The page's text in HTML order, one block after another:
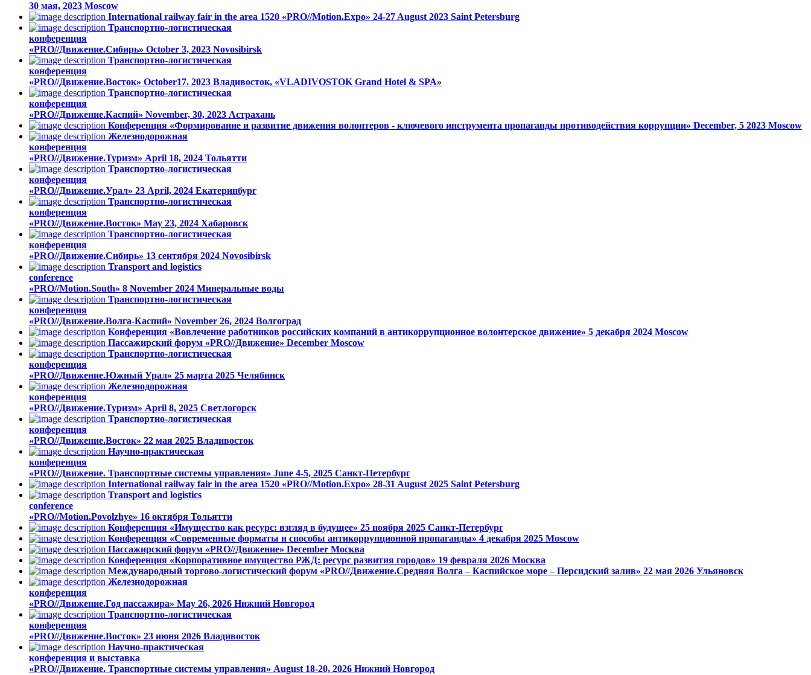
30 мая, 2023 Moscow
International railway fair in the area 1520 «PRO//Motion.Expo» 24-27 August 2023 Saint Petersburg
Транспортно-логистическая
конференция
«PRO//Движение.Сибирь» October 3, 2023 Novosibirsk
Транспортно-логистическая
конференция
«PRO//Движение.Восток» October17. 2023 Владивосток, «VLADIVOSTOK Grand Hotel & SPA»
Транспортно-логистическая
конференция
«PRO//Движение.Каспий» November, 30, 2023 Астрахань
Конференция «Формирование и развитие движения волонтеров - ключевого инструмента пропаганды противодействия коррупции» December, 5 2023 Moscow
Железнодорожная
конференция
«PRO//Движение.Туризм» April 18, 2024 Тольятти
Транспортно-логистическая
конференция
«PRO//Движение.Урал» 23 April, 2024 Екатеринбург
Транспортно-логистическая
конференция
«PRO//Движение.Восток» May 23, 2024 Хабаровск
Транспортно-логистическая
конференция
«PRO//Движение.Сибирь» 13 сентября 2024 Novosibirsk
Transport and logistics
conference
«PRO//Motion.South» 8 November 2024 Минеральные воды
Транспортно-логистическая
конференция
«PRO//Движение.Волга-Каспий» November 26, 2024 Волгоград
Конференция «Вовлечение работников российских компаний в антикоррупционное волонтерское движение» 5 декабря 2024 Moscow
Пассажирский форум «PRO//Движение» December Moscow
Транспортно-логистическая
конференция
«PRO//Движение.Южный Урал» 25 марта 2025 Челябинск
Железнодорожная
конференция
«PRO//Движение.Туризм» April 8, 2025 Светлогорск
Транспортно-логистическая
конференция
«PRO//Движение.Восток» 22 мая 2025 Владивосток
Научно-практическая
конференция
«PRO//Движение. Транспортные системы управления» June 4-5, 2025 Санкт-Петербург
International railway fair in the area 1520 «PRO//Motion.Expo» 28-31 August 2025 Saint Petersburg
Transport and logistics
conference
«PRO//Motion.Povolzhye» 16 октября Тольятти
Конференция «Имущество как ресурс: взгляд в будущее» 25 ноября 2025 Санкт-Петербург
Конференция «Современные форматы и способы антикоррупционной пропаганды» 4 декабря 2025 Moscow
Пассажирский форум «PRO//Движение» December Москва
Конференция «Корпоративное имущество РЖД: ресурс развития городов» 19 февраля 2026 Москва
Международный торгово-логистический форум «PRO//Движение.Средняя Волга – Каспийское море – Персидский залив» 22 мая 2026 Ульяновск
Железнодорожная
конференция
«PRO//Движение.Год пассажира» May 26, 2026 Нижний Новгород
Транспортно-логистическая
конференция
«PRO//Движение.Восток» 23 июня 2026 Владивосток
Научно-практическая
конференция и выставка
«PRO//Движение. Транспортные системы управления» August 18-20, 2026 Нижний Новгород